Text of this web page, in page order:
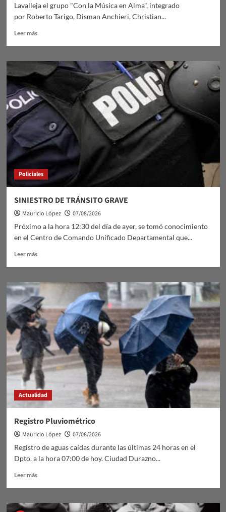
Lavalleja el grupo "Con la Música en Alma", integrado
por Roberto Tarigo, Disman Anchieri, Christian...
Leer másLeer
El
tango
duraznense
y
sus
manifestaciones:
el
domingo
de
agosto
Sala
Lavalleja
Policiales
SINIESTRO DE TRÁNSITO GRAVE
Mauricio López
07/08/2026
Próximo a la hora 12:30 del día de ayer, se tomó conocimiento
en el Centro de Comando Unificado Departamental que...
Leer másLeer
SINIESTRO
DE
TRÁNSITO
GRAVE
Actualidad
Registro Pluviométrico
Mauricio López
07/08/2026
Registro de aguas caídas durante las últimas 24 horas en el
Dpto. a la hora 07:00 de hoy. Ciudad Durazno...
Leer másLeer
Registro